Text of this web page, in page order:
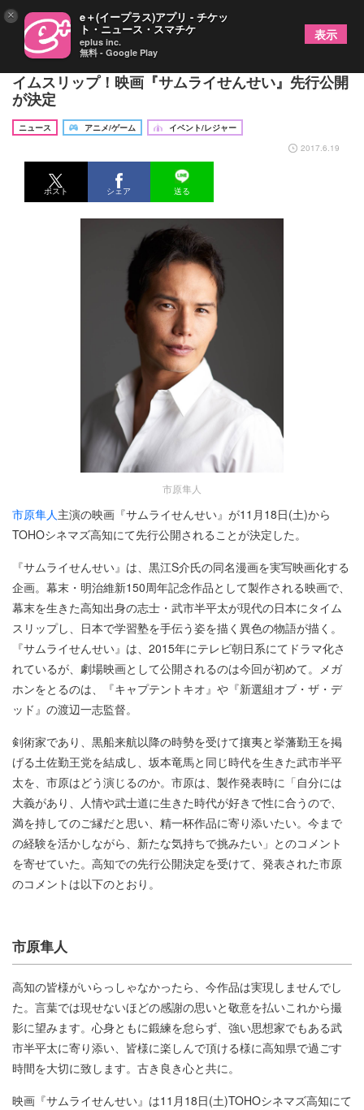
市原隼人演じる幕末の志士・武市半平太が現代にタ
イムスリップ！映画『サムライせんせい』先行公開
が決定
ニュース アニメ/ゲーム
イベント/レジャー
2017.6.19
ポスト シェア 送る
市原隼人
市原隼人主演の映画『サムライせんせい』が11月18日(土)から
TOHOシネマズ高知にて先行公開されることが決定した。
『サムライせんせい』は、黒江S介氏の同名漫画を実写映画化する
企画。幕末・明治維新150周年記念作品として製作される映画で、
幕末を生きた高知出身の志士・武市半平太が現代の日本にタイム
スリップし、日本で学習塾を手伝う姿を描く異色の物語が描く。
『サムライせんせい』は、2015年にテレビ朝日系にてドラマ化さ
れているが、劇場映画として公開されるのは今回が初めて。メガ
ホンをとるのは、『キャプテントキオ』や『新選組オブ・ザ・デ
ッド』の渡辺一志監督。
剣術家であり、黒船来航以降の時勢を受けて攘夷と挙藩勤王を掲
げる土佐勤王党を結成し、坂本竜馬と同じ時代を生きた武市半平
太を、市原はどう演じるのか。市原は、製作発表時に「自分には
大義があり、人情や武士道に生きた時代が好きで性に合うので、
満を持してのご縁だと思い、精一杯作品に寄り添いたい。今まで
の経験を活かしながら、新たな気持ちで挑みたい」とのコメント
を寄せていた。高知での先行公開決定を受けて、発表された市原
のコメントは以下のとおり。
市原隼人
高知の皆様がいらっしゃなかったら、今作品は実現しませんでし
た。言葉では現せないほどの感謝の思いと敬意を払いこれから撮
影に望みます。心身ともに鍛練を怠らず、強い思想家でもある武
市半平太に寄り添い、皆様に楽しんで頂ける様に高知県で過ごす
時間を大切に致します。古き良き心と共に。
映画『サムライせんせい』は11月18日(土)TOHOシネマズ高知にて
× e＋(イープラス)アプリ - チケッ
ト・ニュース・スマチケ
eplus inc.
無料 - Google Play
表示